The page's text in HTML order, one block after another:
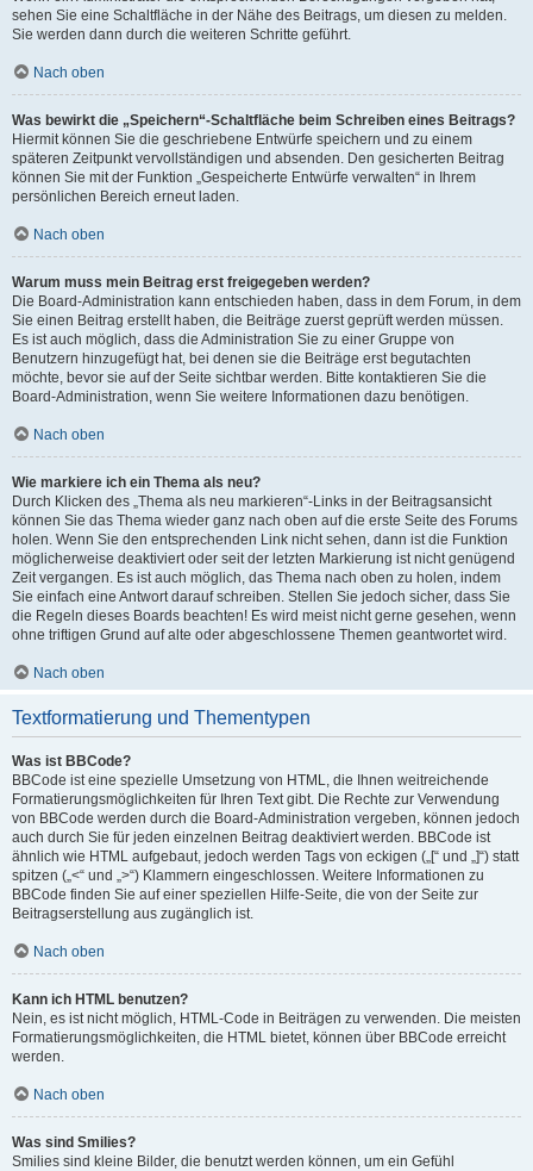
sehen Sie eine Schaltfläche in der Nähe des Beitrags, um diesen zu melden.
Sie werden dann durch die weiteren Schritte geführt.
Nach oben
Was bewirkt die „Speichern“-Schaltfläche beim Schreiben eines Beitrags?
Hiermit können Sie die geschriebene Entwürfe speichern und zu einem
späteren Zeitpunkt vervollständigen und absenden. Den gesicherten Beitrag
können Sie mit der Funktion „Gespeicherte Entwürfe verwalten“ in Ihrem
persönlichen Bereich erneut laden.
Nach oben
Warum muss mein Beitrag erst freigegeben werden?
Die Board-Administration kann entschieden haben, dass in dem Forum, in dem
Sie einen Beitrag erstellt haben, die Beiträge zuerst geprüft werden müssen.
Es ist auch möglich, dass die Administration Sie zu einer Gruppe von
Benutzern hinzugefügt hat, bei denen sie die Beiträge erst begutachten
möchte, bevor sie auf der Seite sichtbar werden. Bitte kontaktieren Sie die
Board-Administration, wenn Sie weitere Informationen dazu benötigen.
Nach oben
Wie markiere ich ein Thema als neu?
Durch Klicken des „Thema als neu markieren“-Links in der Beitragsansicht
können Sie das Thema wieder ganz nach oben auf die erste Seite des Forums
holen. Wenn Sie den entsprechenden Link nicht sehen, dann ist die Funktion
möglicherweise deaktiviert oder seit der letzten Markierung ist nicht genügend
Zeit vergangen. Es ist auch möglich, das Thema nach oben zu holen, indem
Sie einfach eine Antwort darauf schreiben. Stellen Sie jedoch sicher, dass Sie
die Regeln dieses Boards beachten! Es wird meist nicht gerne gesehen, wenn
ohne triftigen Grund auf alte oder abgeschlossene Themen geantwortet wird.
Nach oben
Textformatierung und Thementypen
Was ist BBCode?
BBCode ist eine spezielle Umsetzung von HTML, die Ihnen weitreichende
Formatierungsmöglichkeiten für Ihren Text gibt. Die Rechte zur Verwendung
von BBCode werden durch die Board-Administration vergeben, können jedoch
auch durch Sie für jeden einzelnen Beitrag deaktiviert werden. BBCode ist
ähnlich wie HTML aufgebaut, jedoch werden Tags von eckigen („[“ und „]“) statt
spitzen („<“ und „>“) Klammern eingeschlossen. Weitere Informationen zu
BBCode finden Sie auf einer speziellen Hilfe-Seite, die von der Seite zur
Beitragserstellung aus zugänglich ist.
Nach oben
Kann ich HTML benutzen?
Nein, es ist nicht möglich, HTML-Code in Beiträgen zu verwenden. Die meisten
Formatierungsmöglichkeiten, die HTML bietet, können über BBCode erreicht
werden.
Nach oben
Was sind Smilies?
Smilies sind kleine Bilder, die benutzt werden können, um ein Gefühl